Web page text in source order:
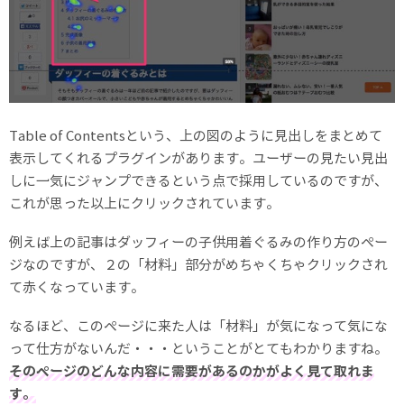
Table of Contentsという、上の図のように見出しをまとめて
表示してくれるプラグインがあります。ユーザーの見たい見出
しに一気にジャンプできるという点で採用しているのですが、
これが思った以上にクリックされています。
例えば上の記事はダッフィーの子供用着ぐるみの作り方のペー
ジなのですが、２の「材料」部分がめちゃくちゃクリックされ
て赤くなっています。
なるほど、このページに来た人は「材料」が気になって気にな
って仕方がないんだ・・・ということがとてもわかりますね。
そのページのどんな内容に需要があるのかがよく見て取れま
す。